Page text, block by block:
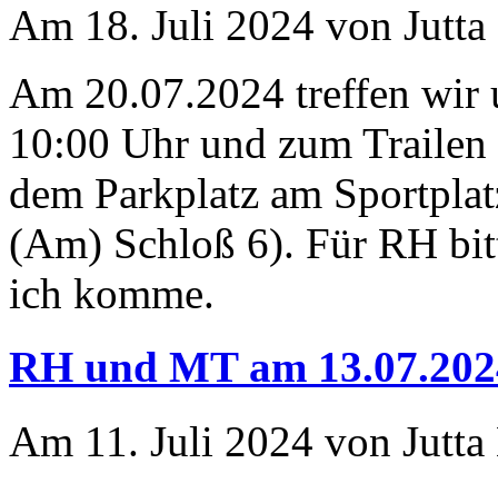
Am 18. Juli 2024 von
Am 20.07.2024 treffen wir
10:00 Uhr und zum
dem Parkplatz am
(Am) Schloß 6). Für RH
ich komme.
RH und MT am
Am 11. Juli 2024 von